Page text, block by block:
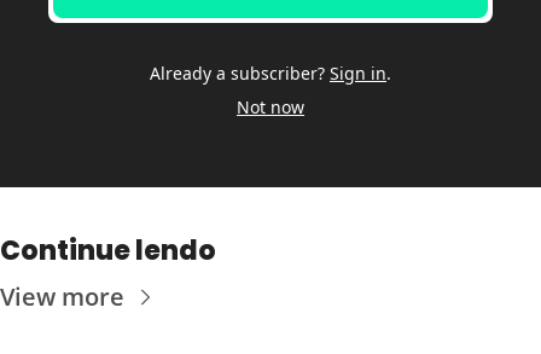
Already a subscriber? Sign in.
Not now
Continue lendo
View more